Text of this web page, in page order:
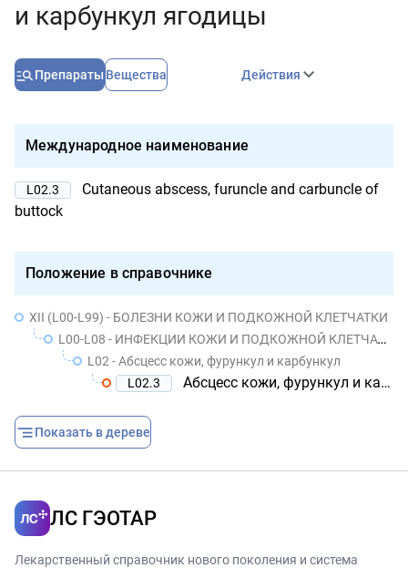
и карбункул ягодицы
Препараты Вещества Действия
Международное наименование
L02.3
Cutaneous abscess, furuncle and carbuncle of
buttock
Положение в справочнике
XII (L00-L99) - БОЛЕЗНИ КОЖИ И ПОДКОЖНОЙ КЛЕТЧАТКИ
L00-L08 - ИНФЕКЦИИ КОЖИ И ПОДКОЖНОЙ КЛЕТЧАТКИ
L02 - Абсцесс кожи, фурункул и карбункул
L02.3
Абсцесс кожи, фурункул и карбункул ягодицы
Показать в дереве
ЛС ГЭОТАР
Лекарственный справочник нового поколения и система